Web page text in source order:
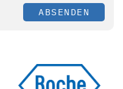
ABSENDEN